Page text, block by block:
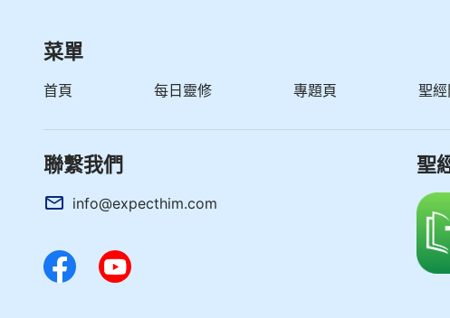
菜單
首頁 每日靈修 專題頁 聖
聯繫我們
info@expecthim.com
聖